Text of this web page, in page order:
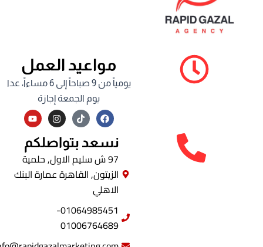
مواعيد العمل
يومياً من 9 صباحاً إلى 6 مساءاً، عدا
يوم الجمعة إجازة
F
a
c
e
b
o
o
k
I
n
s
t
a
g
r
a
Y
o
u
t
u
b
e
نسعد بتواصلكم
97 ش سليم الاول, حلمية
الزيتون, القاهرة عمارة البنك
الاهلي
01064985451-
01006764689